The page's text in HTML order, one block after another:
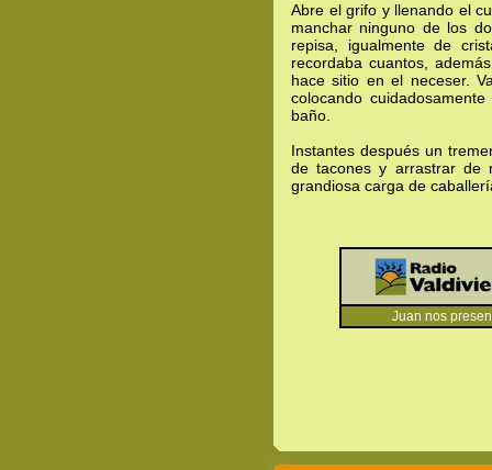
Abre el grifo y llenando el
manchar ninguno de los
repisa, igualmente de
recordaba cuantos,
hace sitio en el neceser.
colocando
baño.
Instantes después un
de tacones y arrastrar de
grandiosa carga de
Juan nos